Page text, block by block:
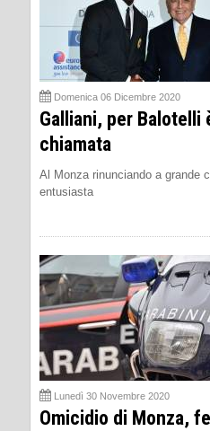
Domenica 06 Dicembre 2020
Galliani, per Balotelli
chiamata
Al Monza rinunciando a grande
entusiasta
Lunedì 30 Novembre 2020
Omicidio di Monza,